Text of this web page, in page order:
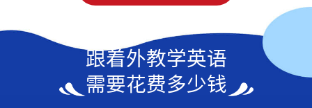
跟着外教学英语
需要花费多少钱